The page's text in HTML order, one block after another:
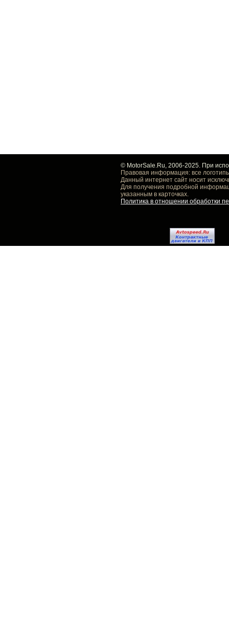
© MotorSale.Ru, 2006-2025. При
Правовая информация: все
Данный интернет сайт носит
Для получения подробной
указанным в карточках.
Политика в отношении обработки